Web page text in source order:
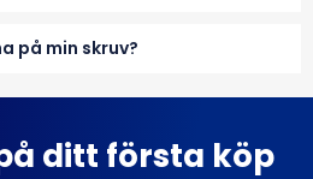
på min skruv?
ditt första köp